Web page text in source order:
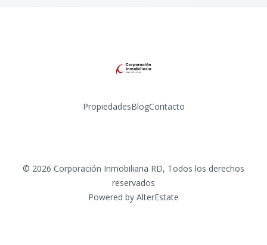
PropiedadesBlogContacto
© 2026 Corporación Inmobiliaria RD, Todos los derechos
reservados
Powered by AlterEstate